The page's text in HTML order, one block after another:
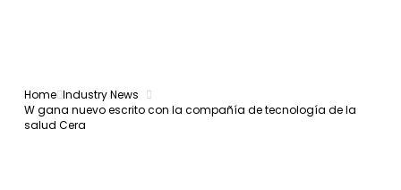
Home Industry News
W gana nuevo escrito con la compañía de tecnología de la
salud Cera